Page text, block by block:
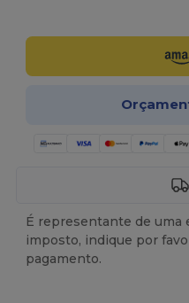
É representante de uma
imposto, indique por
pagamento.